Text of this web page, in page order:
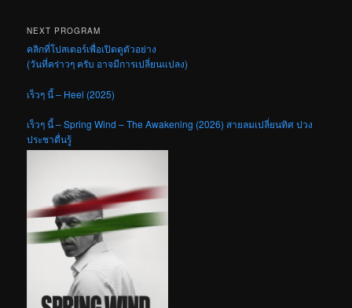
NEXT PROGRAM
คลิกที่โปสเตอร์เพื่อเปิดดูตัวอย่าง
(วันที่คร่าวๆ ครับ อาจมีการเปลี่ยนแปลง)
เร็วๆ นี้ – Heel (2025)
เร็วๆ นี้ – Spring Wind – The Awakening (2026) สายลมเปลี่ยนทิศ ปวง
ประชาตื่นรู้